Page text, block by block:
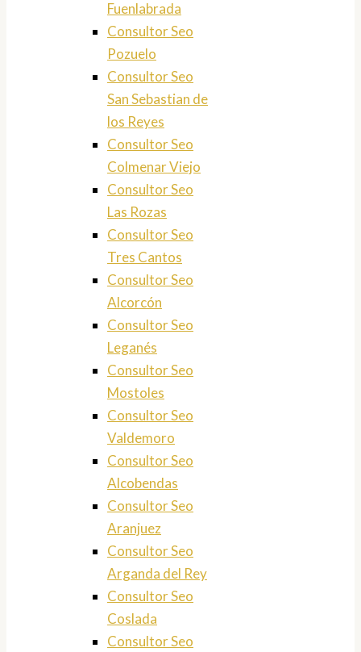
Fuenlabrada
Consultor Seo
Pozuelo
Consultor Seo
San Sebastian de
los Reyes
Consultor Seo
Colmenar Viejo
Consultor Seo
Las Rozas
Consultor Seo
Tres Cantos
Consultor Seo
Alcorcón
Consultor Seo
Leganés
Consultor Seo
Mostoles
Consultor Seo
Valdemoro
Consultor Seo
Alcobendas
Consultor Seo
Aranjuez
Consultor Seo
Arganda del Rey
Consultor Seo
Coslada
Consultor Seo